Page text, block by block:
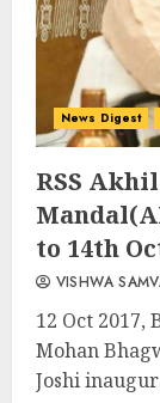
News Digest
RSS
to 14th
VISHWA
12 Oct 2017,
Mohan
Joshi